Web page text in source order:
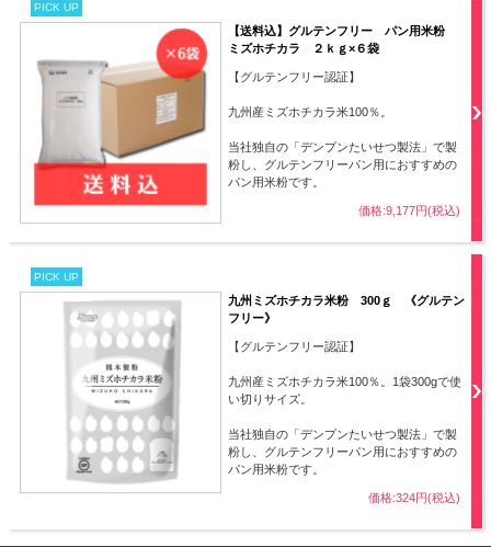
PICK UP
【送料込】グルテンフリー パン用米粉
ミズホチカラ ２ｋｇ×６袋
【グルテンフリー認証】
九州産ミズホチカラ米100％。
当社独自の「デンプンたいせつ製法」で製
粉し、グルテンフリーパン用におすすめの
パン用米粉です。
価格:9,177円(税込)
PICK UP
九州ミズホチカラ米粉 300ｇ 《グルテン
フリー》
【グルテンフリー認証】
九州産ミズホチカラ米100％。1袋300gで使
い切りサイズ。
当社独自の「デンプンたいせつ製法」で製
粉し、グルテンフリーパン用におすすめの
パン用米粉です。
価格:324円(税込)